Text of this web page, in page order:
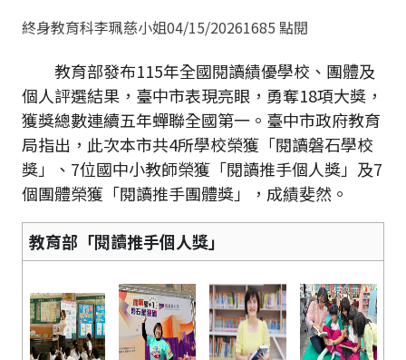
終身教育科李珮慈小姐04/15/20261685 點閱
教育部發布115年全國閱讀績優學校、團體及
個人評選結果，臺中市表現亮眼，勇奪18項大獎，
獲獎總數連續五年蟬聯全國第一。臺中市政府教育
局指出，此次本市共4所學校榮獲「閱讀磐石學校
獎」、7位國中小教師榮獲「閱讀推手個人獎」及7
個團體榮獲「閱讀推手團體獎」，成績斐然。
教育部「閱讀推手個人獎」